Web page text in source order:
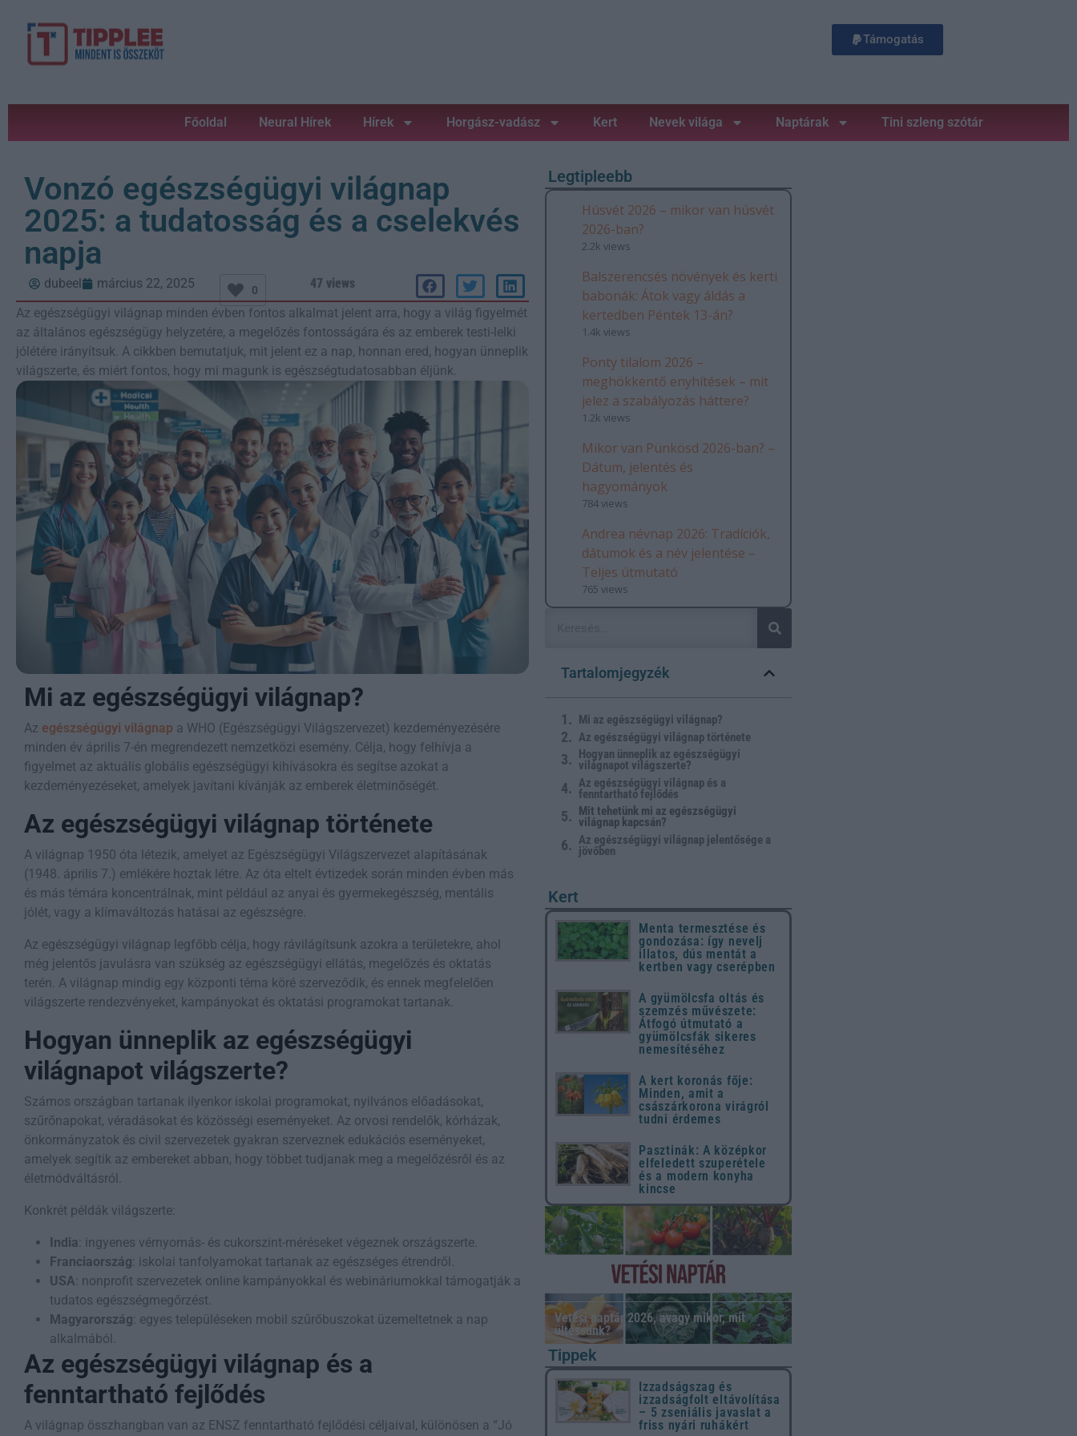
Támogatás
Főoldal Neural Hírek Hírek Horgász-vadász Kert Nevek világa Naptárak Tini szleng szótár
Vonzó egészségügyi világnap
2025: a tudatosság és a cselekvés
napja
dubeel március 22, 2025 0
47 views
Az egészségügyi világnap minden évben fontos alkalmat jelent arra, hogy a világ figyelmét
az általános egészségügy helyzetére, a megelőzés fontosságára és az emberek testi-lelki
jólétére irányítsuk. A cikkben bemutatjuk, mit jelent ez a nap, honnan ered, hogyan ünneplik
világszerte, és miért fontos, hogy mi magunk is egészségtudatosabban éljünk.
Mi az egészségügyi világnap?
Az egészségügyi világnap a WHO (Egészségügyi Világszervezet) kezdeményezésére
minden év április 7-én megrendezett nemzetközi esemény. Célja, hogy felhívja a
figyelmet az aktuális globális egészségügyi kihívásokra és segítse azokat a
kezdeményezéseket, amelyek javítani kívánják az emberek életminőségét.
Az egészségügyi világnap története
A világnap 1950 óta létezik, amelyet az Egészségügyi Világszervezet alapításának
(1948. április 7.) emlékére hoztak létre. Az óta eltelt évtizedek során minden évben más
és más témára koncentrálnak, mint például az anyai és gyermekegészség, mentális
jólét, vagy a klímaváltozás hatásai az egészségre.
Az egészségügyi világnap legfőbb célja, hogy rávilágítsunk azokra a területekre, ahol
még jelentős javulásra van szükség az egészségügyi ellátás, megelőzés és oktatás
terén. A világnap mindig egy központi téma köré szerveződik, és ennek megfelelően
világszerte rendezvényeket, kampányokat és oktatási programokat tartanak.
Hogyan ünneplik az egészségügyi
világnapot világszerte?
Számos országban tartanak ilyenkor iskolai programokat, nyilvános előadásokat,
szűrőnapokat, véradásokat és közösségi eseményeket. Az orvosi rendelők, kórházak,
önkormányzatok és civil szervezetek gyakran szerveznek edukációs eseményeket,
amelyek segítik az embereket abban, hogy többet tudjanak meg a megelőzésről és az
életmódváltásról.
Konkrét példák világszerte:
India: ingyenes vérnyomás- és cukorszint-méréseket végeznek országszerte.
Franciaország: iskolai tanfolyamokat tartanak az egészséges étrendről.
USA: nonprofit szervezetek online kampányokkal és webináriumokkal támogatják a
tudatos egészségmegőrzést.
Magyarország: egyes településeken mobil szűrőbuszokat üzemeltetnek a nap
alkalmából.
Az egészségügyi világnap és a
fenntartható fejlődés
A világnap összhangban van az ENSZ fenntartható fejlődési céljaival, különösen a “Jó
Legtipleebb
Húsvét 2026 – mikor van húsvét
2026-ban?
2.2k views
Balszerencsés növények és kerti
babonák: Átok vagy áldás a
kertedben Péntek 13-án?
1.4k views
Ponty tilalom 2026 –
meghökkentő enyhítések – mit
jelez a szabályozás háttere?
1.2k views
Mikor van Pünkösd 2026-ban? –
Dátum, jelentés és
hagyományok
784 views
Andrea névnap 2026: Tradíciók,
dátumok és a név jelentése –
Teljes útmutató
765 views
Tartalomjegyzék
Mi az egészségügyi világnap?
Az egészségügyi világnap története
Hogyan ünneplik az egészségügyi
világnapot világszerte?
Az egészségügyi világnap és a
fenntartható fejlődés
Mit tehetünk mi az egészségügyi
világnap kapcsán?
Az egészségügyi világnap jelentősége a
jövőben
Kert
Menta termesztése és
gondozása: így nevelj
illatos, dús mentát a
kertben vagy cserépben
A gyümölcsfa oltás és
szemzés művészete:
Átfogó útmutató a
gyümölcsfák sikeres
nemesítéséhez
A kert koronás fője:
Minden, amit a
császárkorona virágról
tudni érdemes
Pasztinák: A középkor
elfeledett szuperétele
és a modern konyha
kincse
Vetési naptár 2026, avagy mikor, mit
ültessünk?
Tippek
Izzadságszag és
izzadságfolt eltávolítása
– 5 zseniális javaslat a
friss nyári ruhákért